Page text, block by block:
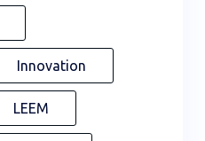
Innovation
LEEM